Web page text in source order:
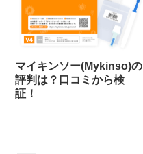
マイキンソー(Mykinso)の
評判は？口コミから検
証！